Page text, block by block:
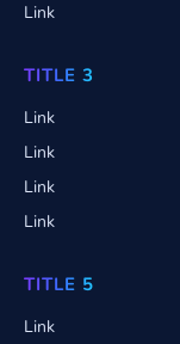
Link
TITLE 3
Link
Link
Link
Link
TITLE 5
Link